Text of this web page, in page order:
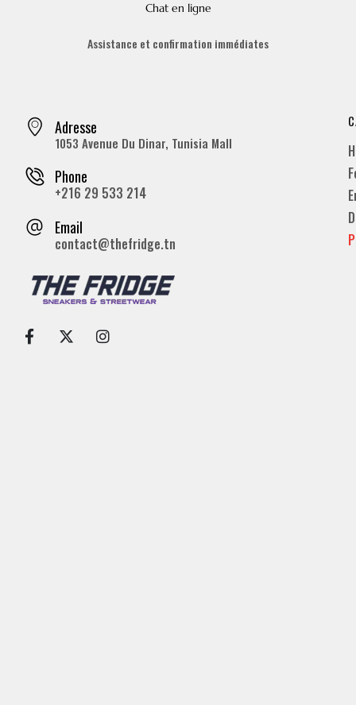
Chat en ligne
Assistance et confirmation immédiates
Adresse
1053 Avenue Du Dinar, Tunisia Mall
Phone
+216 29 533 214
Email
contact@thefridge.tn